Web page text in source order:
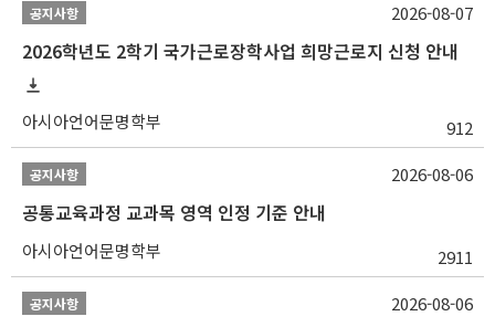
공지사항
2026학년도 2학기 국가근로장학사업 희망근로지 신청 안내
아시아언어문명학부 912
2026-08-07
공지사항
공통교육과정 교과목 영역 인정 기준 안내
아시아언어문명학부 2911
2026-08-06
공지사항 2026-08-06